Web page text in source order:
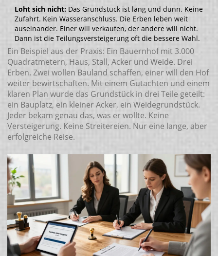
Loht sich nicht: Das Grundstück ist lang und dünn. Keine
Zufahrt. Kein Wasseranschluss. Die Erben leben weit
auseinander. Einer will verkaufen, der andere will nicht.
Dann ist die Teilungsversteigerung oft die bessere Wahl.
Ein Beispiel aus der Praxis: Ein Bauernhof mit 3.000
Quadratmetern, Haus, Stall, Acker und Weide. Drei
Erben. Zwei wollen Bauland schaffen, einer will den Hof
weiter bewirtschaften. Mit einem Gutachten und einem
klaren Plan wurde das Grundstück in drei Teile geteilt:
ein Bauplatz, ein kleiner Acker, ein Weidegrundstück.
Jeder bekam genau das, was er wollte. Keine
Versteigerung. Keine Streitereien. Nur eine lange, aber
erfolgreiche Reise.